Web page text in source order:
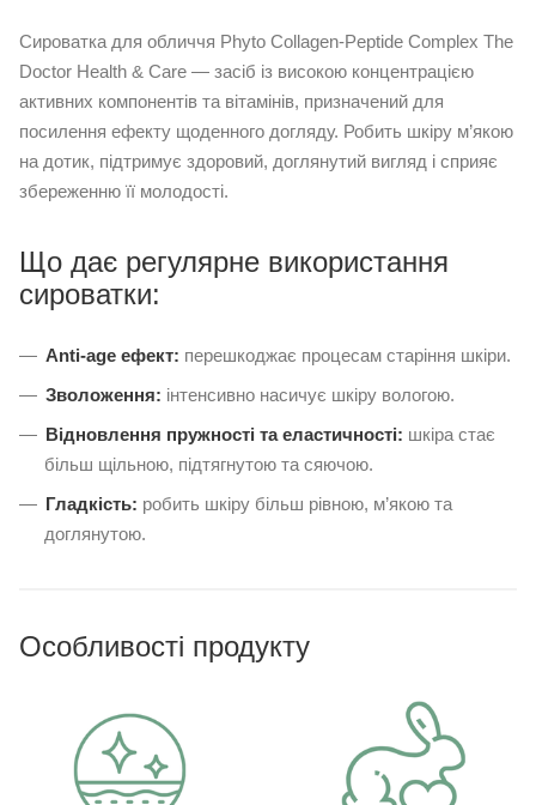
Сироватка для обличчя Phyto Collagen-Peptide Complex The
Doctor Health & Care — засіб із високою концентрацією
активних компонентів та вітамінів, призначений для
посилення ефекту щоденного догляду. Робить шкіру м’якою
на дотик, підтримує здоровий, доглянутий вигляд і сприяє
збереженню її молодості.
Що дає регулярне використання
сироватки:
Anti-age ефект: перешкоджає процесам старіння шкіри.
Зволоження: інтенсивно насичує шкіру вологою.
Відновлення пружності та еластичності: шкіра стає
більш щільною, підтягнутою та сяючою.
Гладкість: робить шкіру більш рівною, м’якою та
доглянутою.
Особливості продукту